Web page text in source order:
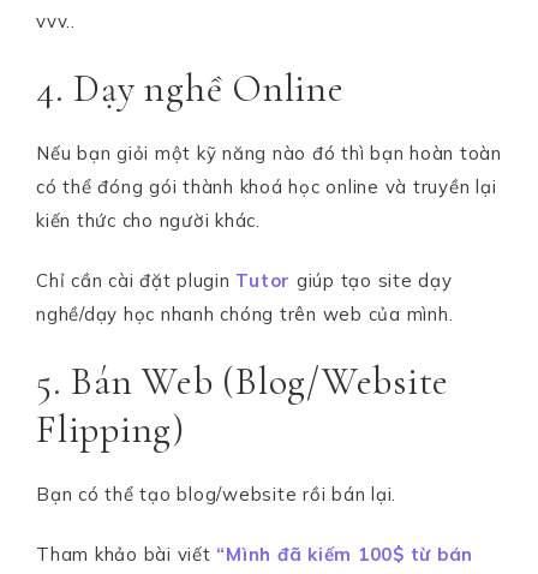
vvv..
4. Dạy nghề Online
Nếu bạn giỏi một kỹ năng nào đó thì bạn hoàn toàn
có thể đóng gói thành khoá học online và truyền lại
kiến thức cho người khác.
Chỉ cần cài đặt plugin Tutor giúp tạo site dạy
nghề/dạy học nhanh chóng trên web của mình.
5. Bán Web (Blog/Website
Flipping)
Bạn có thể tạo blog/website rồi bán lại.
Tham khảo bài viết “Mình đã kiếm 100$ từ bán